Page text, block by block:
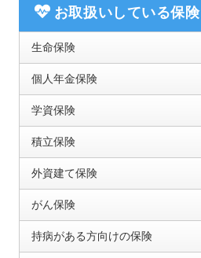
お取扱いしている保険
生命保険
個人年金保険
学資保険
積立保険
外資建て保険
がん保険
持病がある方向けの保険